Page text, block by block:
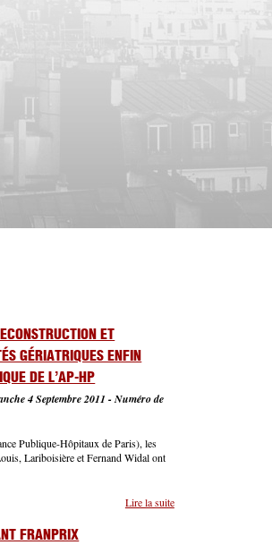
ET
GÉRIATRIQUES ENFIN
DE L’AP-HP
4 Septembre 2011 -Numéro de
Publique-Hôpitaux de Paris), les
Lariboisière et Fernand Widal ont
Lire la suite
FRANPRIX